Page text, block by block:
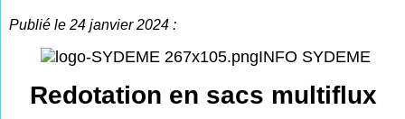
Publié le 24 janvier 2024 :
INFO SYDEME
Redotation en sacs multiflux